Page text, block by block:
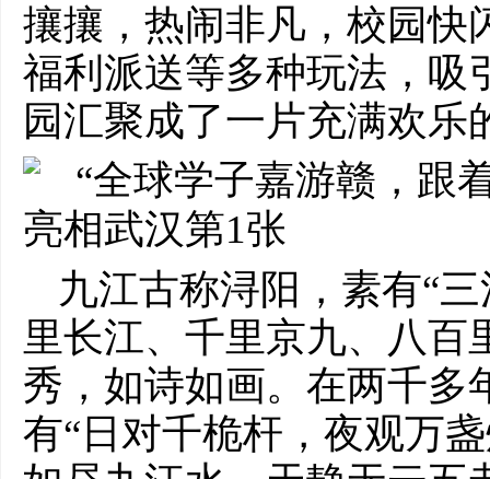
攘攘，热闹非凡，校园快
福利派送等多种玩法，吸
园汇聚成了一片充满欢乐
九江古称浔阳，素有“
里长江、千里京九、八百
秀，如诗如画。在两千多
有“日对千桅杆，夜观万